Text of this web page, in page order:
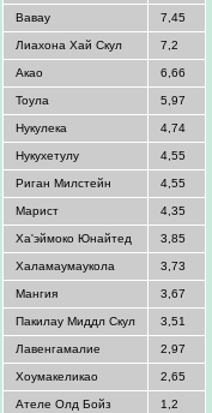
Вавау 7,45
Лиахона Хай Скул 7,2
Акао 6,66
Тоула 5,97
Нукулека 4,74
Нукухетулу 4,55
Риган Милстейн 4,55
Марист 4,35
Ха'эймоко Юнайтед 3,85
Халамаумаукола 3,73
Мангия 3,67
Пакилау Миддл Скул 3,51
Лавенгамалие 2,97
Хоумакеликао 2,65
Ателе Олд Бойз 1,2